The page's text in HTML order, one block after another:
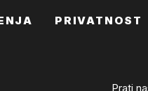
PRIVATNOST
Prati